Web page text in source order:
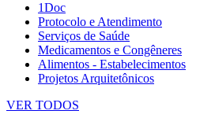
1Doc
Protocolo e Atendimento
Serviços de Saúde
Medicamentos e Congêneres
Alimentos - Estabelecimentos
Projetos Arquitetônicos
VER TODOS